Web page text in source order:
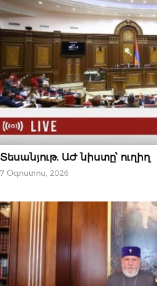
ՆՈՐՈՒԹՅՈՒՆՆԵՐ
Տեսանյութ. ԱԺ նիստը՝ ուղիղ
7 Օգոստոս, 2026